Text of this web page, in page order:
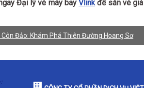
Đại lý vé máy bayVlinkđể săn vé giá
Côn Đảo: Khám Phá Thiên Đường Hoang Sơ